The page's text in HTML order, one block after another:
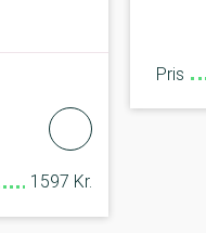
1597 Kr.
Pris